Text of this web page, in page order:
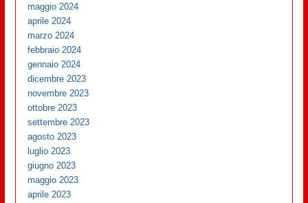
maggio 2024
aprile 2024
marzo 2024
febbraio 2024
gennaio 2024
dicembre 2023
novembre 2023
ottobre 2023
settembre 2023
agosto 2023
luglio 2023
giugno 2023
maggio 2023
aprile 2023